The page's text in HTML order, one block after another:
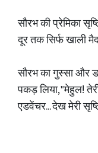
सौरभ की प्रेमिका
दूर तक सिर्फ खाली
सौरभ का गुस्सा और
पकड़ लिया, "मेहुल!
एडवेंचर... देख मेरी